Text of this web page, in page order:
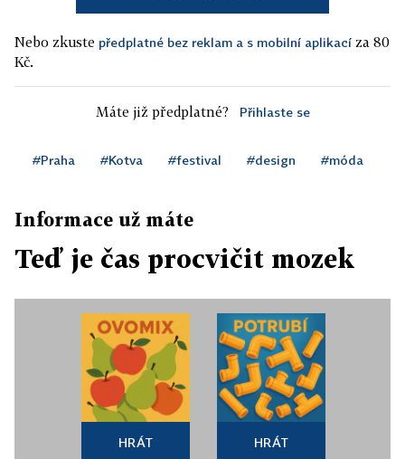
Nebo zkuste předplatné bez reklam a s mobilní aplikací za 80
Kč.
Máte již předplatné? Přihlaste se
#Praha #Kotva #festival #design #móda
Informace už máte
Teď je čas procvičit mozek
HRÁT HRÁT